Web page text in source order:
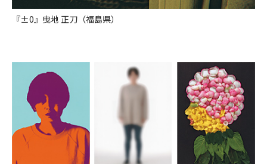
『±0』曳地 正刀（福島県）